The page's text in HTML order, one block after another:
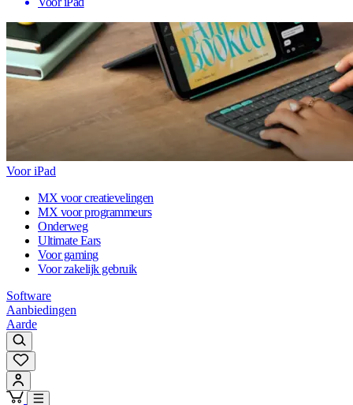
Voor iPad
MX voor creatievelingen
MX voor programmeurs
Onderweg
Ultimate Ears
Voor gaming
Voor zakelijk gebruik
Software
Aanbiedingen
Aarde